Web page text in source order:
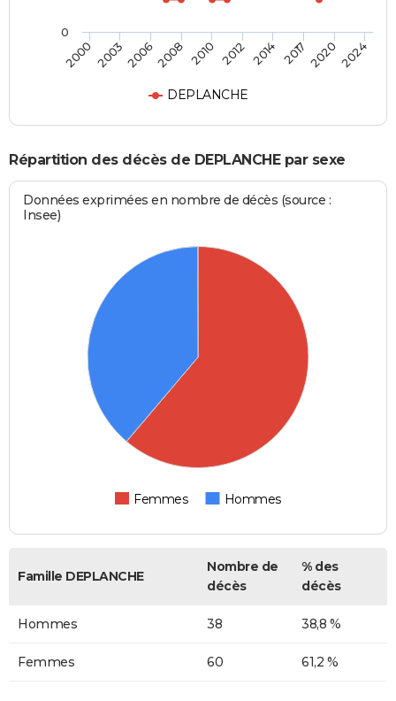
DEPLANCHE
2000 200320062008 2010 2012 2014 2017 20202024
0
Répartition des décès de DEPLANCHE par sexe
Données exprimées en nombre de décès (source :
Insee)
Femmes Hommes
Famille DEPLANCHE
Nombre de
décès
% des
décès
Hommes 38 38,8 %
Femmes 60 61,2 %